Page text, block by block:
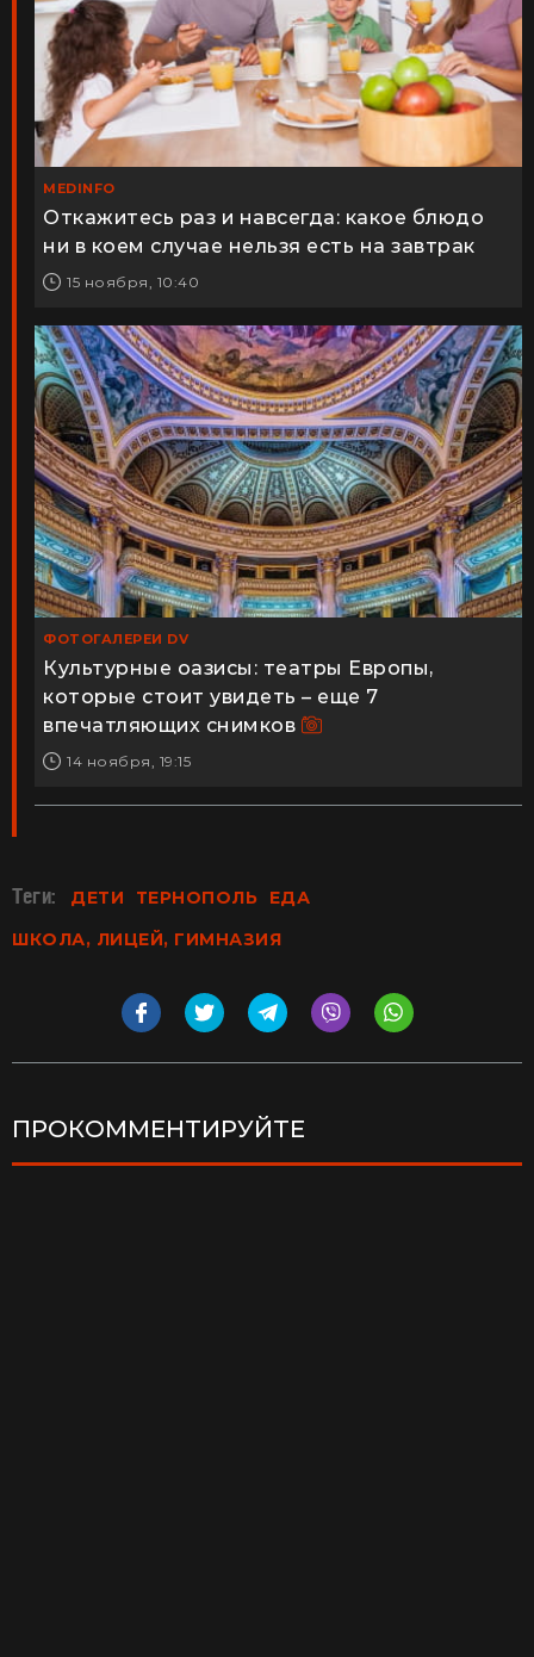
MEDINFO
Откажитесь раз и навсегда: какое блюдо
ни в коем случае нельзя есть на завтрак
15 ноября, 10:40
ФОТОГАЛЕРЕИ DV
Культурные оазисы: театры Европы,
которые стоит увидеть – еще 7
впечатляющих снимков
14 ноября, 19:15
Теги: ДЕТИ ТЕРНОПОЛЬ
ЕДА
ШКОЛА, ЛИЦЕЙ, ГИМНАЗИЯ
ПРОКОММЕНТИРУЙТЕ